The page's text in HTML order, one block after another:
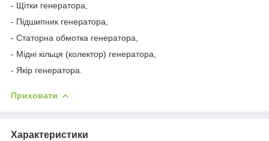
- Щітки генератора,
- Підшипник генератора,
- Статорна обмотка генератора,
- Мідні кільця (колектор) генератора,
- Якір генератора.
Приховати
Характеристики